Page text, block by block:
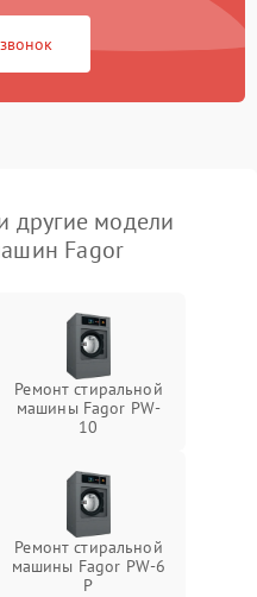
другие модели
Fagor
Ремонт стиральной
машины Fagor PW-
10
Ремонт стиральной
машины Fagor PW-6
P